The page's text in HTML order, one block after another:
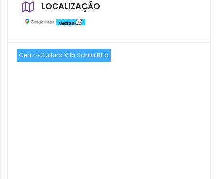
LOCALIZAÇÃO
Centro Cultura Vila Santa Rita